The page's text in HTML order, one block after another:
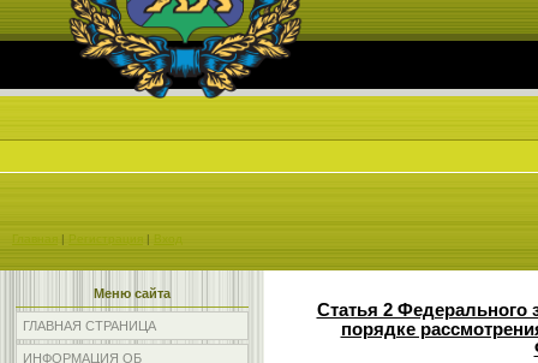
| | Вход
Меню сайта
ГЛАВНАЯ СТРАНИЦА
ИНФОРМАЦИЯ ОБ
Статья 2 Федерального
порядке